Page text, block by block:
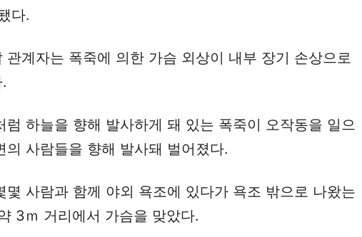
다.
관계자는 폭죽에 의한 가슴 외상이 내부 장기 손상으로
럼 하늘을 향해 발사하게 돼 있는 폭죽이 오작동을 일으
의 사람들을 향해 발사돼 벌어졌다.
몇 사람과 함께 야외 욕조에 있다가 욕조 밖으로 나왔는
3ｍ 거리에서 가슴을 맞았다.